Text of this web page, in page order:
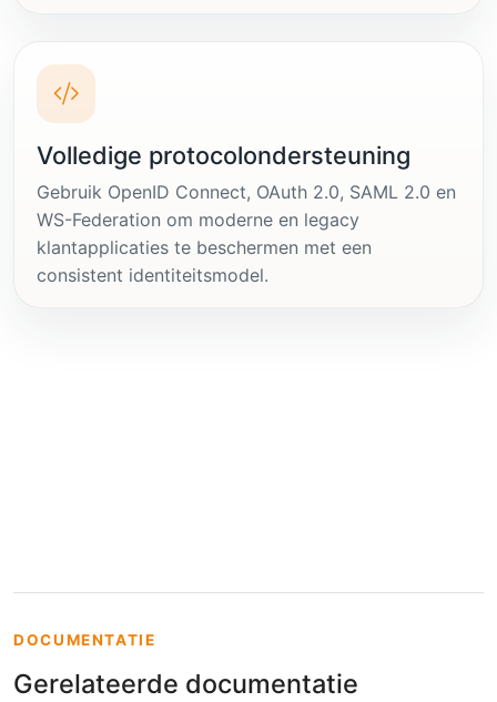
Volledige protocolondersteuning
Gebruik OpenID Connect, OAuth 2.0, SAML 2.0 en
WS-Federation om moderne en legacy
klantapplicaties te beschermen met een
consistent identiteitsmodel.
DOCUMENTATIE
Gerelateerde documentatie